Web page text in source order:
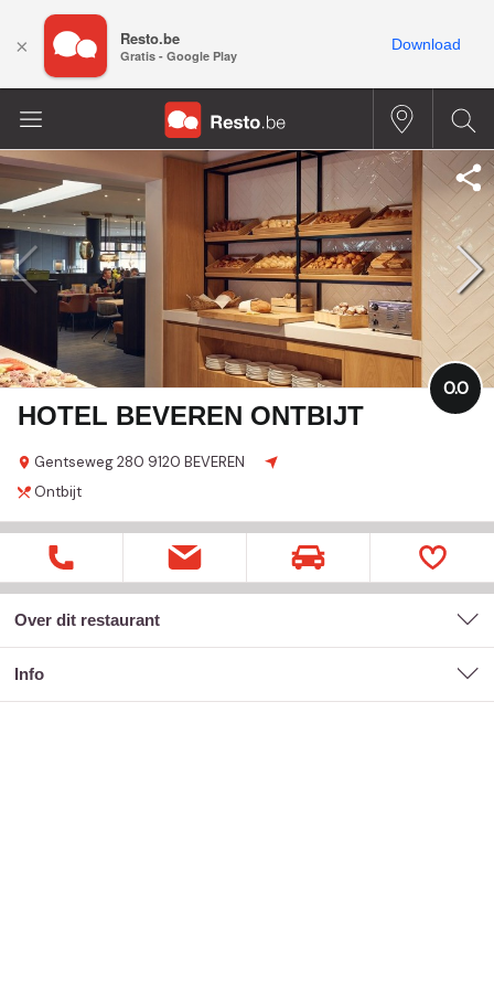
HOTEL BEVEREN ONTBIJT
Gentseweg 280 9120 BEVEREN
0.0
Ontbijt
Over dit restaurant
Info
× Resto.be
Gratis - Google Play
Download